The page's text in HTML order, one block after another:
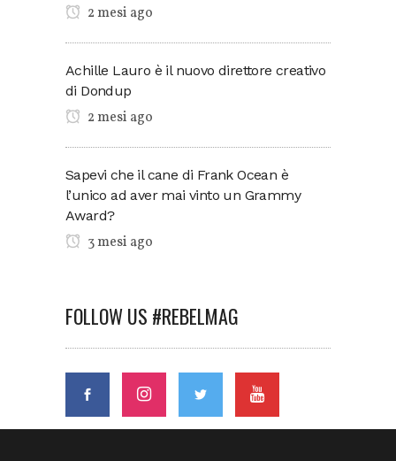
2 mesi ago
Achille Lauro è il nuovo direttore creativo
di Dondup
2 mesi ago
Sapevi che il cane di Frank Ocean è
l’unico ad aver mai vinto un Grammy
Award?
3 mesi ago
FOLLOW US #REBELMAG